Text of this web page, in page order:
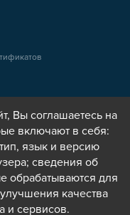
Вы соглашаетесь на
включают в себя:
язык и версию
сведения об
обрабатываются для
качества
и сервисов.